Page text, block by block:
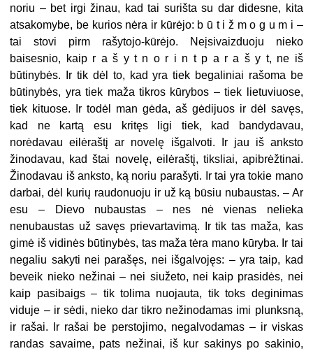
noriu – bet irgi žinau, kad tai surišta su dar didesne, kita
atsakomybe, be kurios nėra ir kūrėjo: b ū t i ž m o g u m i –
tai stovi pirm rašytojo-kūrėjo. Neįsivaizduoju nieko
baisesnio, kaip r a š y t n o r i n t p a r a š y t, ne iš
būtinybės. Ir tik dėl to, kad yra tiek begaliniai rašoma be
būtinybės, yra tiek maža tikros kūrybos – tiek lietuviuose,
tiek kituose. Ir todėl man gėda, aš gėdijuos ir dėl savęs,
kad ne kartą esu kritęs ligi tiek, kad bandydavau,
norėdavau eilėraštį ar novelę išgalvoti. Ir jau iš anksto
žinodavau, kad štai novelę, eilėraštį, tiksliai, apibrėžtinai.
Žinodavau iš anksto, ką noriu parašyti. Ir tai yra tokie mano
darbai, dėl kurių raudonuoju ir už ką būsiu nubaustas. – Ar
esu –
Dievo nubaustas – nes nė vienas nelieka
nenubaustas už savęs prievartavimą. Ir tik tas maža, kas
gimė iš vidinės būtinybės, tas maža tėra mano kūryba. Ir tai
negaliu sakyti nei parašęs, nei išgalvojęs: – yra taip, kad
beveik nieko nežinai – nei siužeto, nei kaip prasidės, nei
kaip pasibaigs – tik tolima nuojauta, tik toks deginimas
viduje – ir sėdi, nieko dar tikro nežinodamas imi plunksną,
ir rašai. Ir rašai be perstojimo, negalvodamas – ir viskas
randas savaime, pats nežinai, iš kur sakinys po sakinio,